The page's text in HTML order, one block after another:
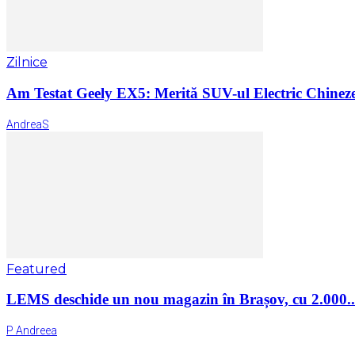
Zilnice
Am Testat Geely EX5: Merită SUV-ul Electric
AndreaS
Featured
LEMS deschide un nou magazin în Brașov, cu
P Andreea